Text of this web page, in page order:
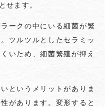
せます。
ークの中にいる細菌が繁
ツルツルとしたセラミッ
いため、細菌繁殖が抑え
というメリットがありま
があります。変形すると